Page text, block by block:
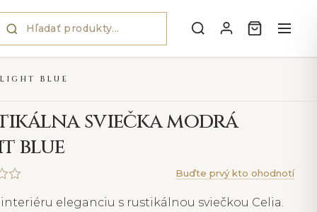
BLUE
sviečka modrá
blue
Buďte prvý kto ohodnotí
eleganciu s rustikálnou sviečkou Celia.